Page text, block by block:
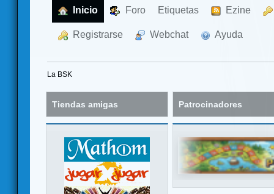
Inicio Foro Etiquetas Ezine
Registrarse Webchat Ayuda
La BSK
Tiendas amigas Patrocinadores